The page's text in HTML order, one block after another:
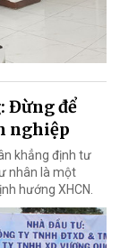
Đừng để
nghiệp
khẳng định tư
nhân là một
hướng XHCN.